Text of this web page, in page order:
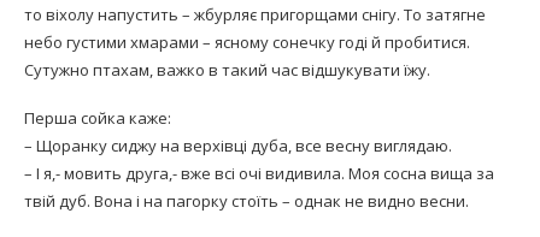
то віхолу напустить – жбурляє пригорщами снігу. То затягне
небо густими хмарами – ясному сонечку годі й пробитися.
Сутужно птахам, важко в такий час відшукувати їжу.
Перша сойка каже:
– Щоранку сиджу на верхівці дуба, все весну виглядаю.
– І я,- мовить друга,- вже всі очі видивила. Моя сосна вища за
твій дуб. Вона і на пагорку стоїть – однак не видно весни.